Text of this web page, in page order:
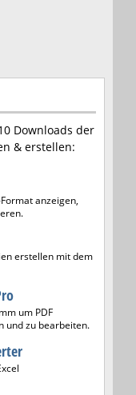
Downloads der
& erstellen:
anzeigen,
erstellen mit dem
um PDF
und zu bearbeiten.